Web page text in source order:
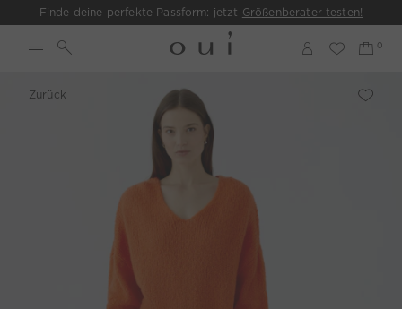
Finde deine perfekte Passform: jetzt Größenberater testen!
Zurück